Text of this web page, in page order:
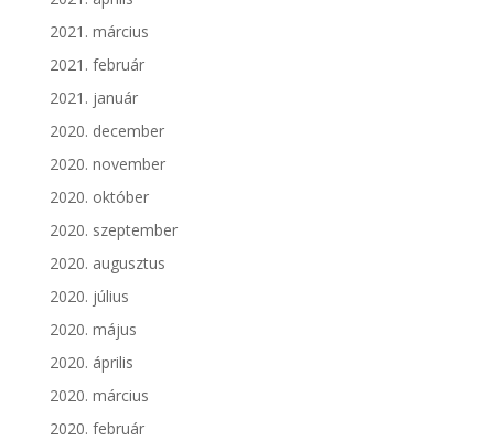
2021. március
2021. február
2021. január
2020. december
2020. november
2020. október
2020. szeptember
2020. augusztus
2020. július
2020. május
2020. április
2020. március
2020. február